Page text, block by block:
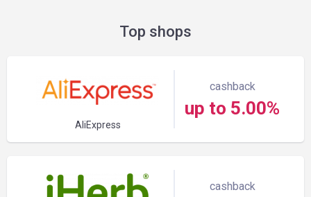
Top shops
AliExpress
cashback
up to 5.00%
cashback